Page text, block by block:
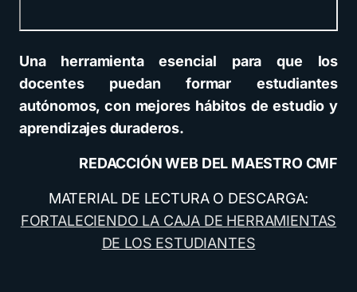
Una herramienta esencial para que los
docentes puedan formar estudiantes
autónomos, con mejores hábitos de estudio y
aprendizajes duraderos.
REDACCIÓN WEB DEL MAESTRO CMF
MATERIAL DE LECTURA O DESCARGA:
FORTALECIENDO LA CAJA DE HERRAMIENTAS
DE LOS ESTUDIANTES